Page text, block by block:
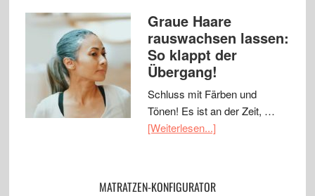
Graue Haare
rauswachsen lassen:
So klappt der
Übergang!
Schluss mit Färben und
Tönen! Es ist an der Zeit, …
[Weiterlesen...]
MATRATZEN-KONFIGURATOR